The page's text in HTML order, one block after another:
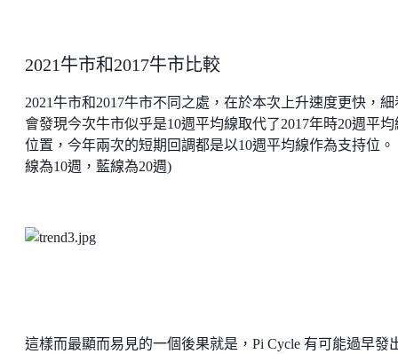
2021牛市和2017牛市比較
2021牛市和2017牛市不同之處，在於本次上升速度更快，細
會發現今次牛市似乎是10週平均線取代了2017年時20週平均
位置，今年兩次的短期回調都是以10週平均線作為支持位。
線為10週，藍線為20週)
這樣而最顯而易見的一個後果就是，Pi Cycle 有可能過早發